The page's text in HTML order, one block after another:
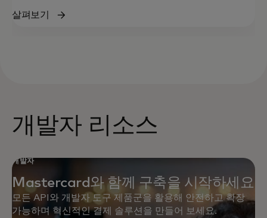
살펴보기
개발자 리소스
개발자
Mastercard와 함께 구축을 시작하세요
모든 API와 개발자 도구 제품군을 활용해 안전하고 확장
가능하며 혁신적인 결제 솔루션을 만들어 보세요.